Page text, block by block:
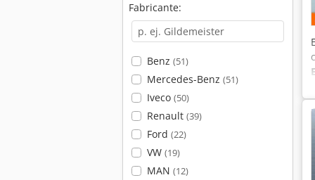
Fabricante:
Benz (51)
Mercedes-Benz (51)
Iveco (50)
Renault (39)
Ford (22)
VW (19)
MAN (12)